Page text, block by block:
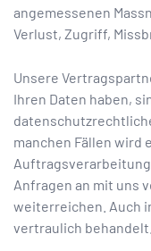
angemessenen
Verlust, Zugriff,
Unsere
Ihren Daten haben,
manchen Fällen wird
Anfragen an mit uns
weiterreichen. Auch
vertraulich behandelt.